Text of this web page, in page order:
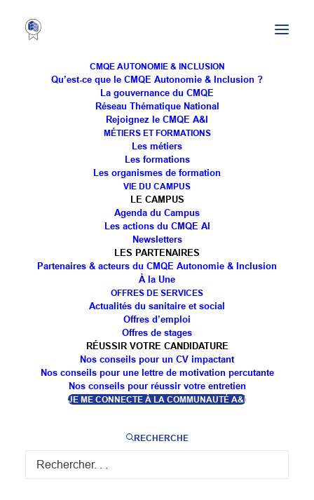
CMQE AUTONOMIE & INCLUSION
Qu’est-ce que le CMQE Autonomie & Inclusion ?
La gouvernance du CMQE
Réseau Thématique National
Rejoignez le CMQE A&I
MÉTIERS ET FORMATIONS
Les métiers
Les formations
Les organismes de formation
VIE DU CAMPUS
LE CAMPUS
Agenda du Campus
Les actions du CMQE AI
Newsletters
LES PARTENAIRES
Partenaires & acteurs du CMQE Autonomie & Inclusion
À la Une
OFFRES DE SERVICES
Actualités du sanitaire et social
Offres d’emploi
Offres de stages
RÉUSSIR VOTRE CANDIDATURE
Nos conseils pour un CV impactant
Nos conseils pour une lettre de motivation percutante
Nos conseils pour réussir votre entretien
JE ME CONNECTE À LA COMMUNAUTÉ A&I
RECHERCHE